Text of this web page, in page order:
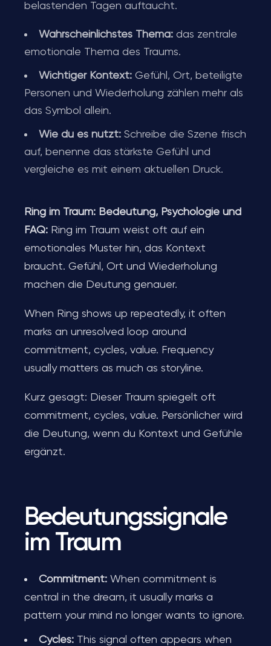
belastenden Tagen auftaucht.
Wahrscheinlichstes Thema: das zentrale
emotionale Thema des Traums.
Wichtiger Kontext: Gefühl, Ort, beteiligte
Personen und Wiederholung zählen mehr als
das Symbol allein.
Wie du es nutzt: Schreibe die Szene frisch
auf, benenne das stärkste Gefühl und
vergleiche es mit einem aktuellen Druck.
Ring im Traum: Bedeutung, Psychologie und
FAQ: Ring im Traum weist oft auf ein
emotionales Muster hin, das Kontext
braucht. Gefühl, Ort und Wiederholung
machen die Deutung genauer.
When Ring shows up repeatedly, it often
marks an unresolved loop around
commitment, cycles, value. Frequency
usually matters as much as storyline.
Kurz gesagt: Dieser Traum spiegelt oft
commitment, cycles, value. Persönlicher wird
die Deutung, wenn du Kontext und Gefühle
ergänzt.
Bedeutungssignale
im Traum
Commitment: When commitment is
central in the dream, it usually marks a
pattern your mind no longer wants to ignore.
Cycles: This signal often appears when